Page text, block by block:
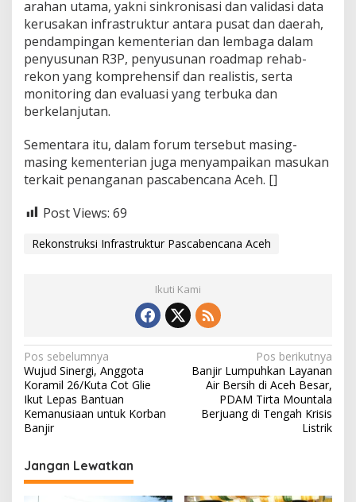
arahan utama, yakni sinkronisasi dan validasi data
kerusakan infrastruktur antara pusat dan daerah,
pendampingan kementerian dan lembaga dalam
penyusunan R3P, penyusunan roadmap rehab-
rekon yang komprehensif dan realistis, serta
monitoring dan evaluasi yang terbuka dan
berkelanjutan.
Sementara itu, dalam forum tersebut masing-
masing kementerian juga menyampaikan masukan
terkait penanganan pascabencana Aceh. []
Post Views: 69
Rekonstruksi Infrastruktur Pascabencana Aceh
Ikuti Kami
N
a
v
i
a
Pos sebelumnya
Wujud Sinergi, Anggota
Koramil 26/Kuta Cot Glie
Ikut Lepas Bantuan
Kemanusiaan untuk Korban
Banjir
Pos berikutnya
Banjir Lumpuhkan Layanan
Air Bersih di Aceh Besar,
PDAM Tirta Mountala
Berjuang di Tengah Krisis
Listrik
Jangan Lewatkan